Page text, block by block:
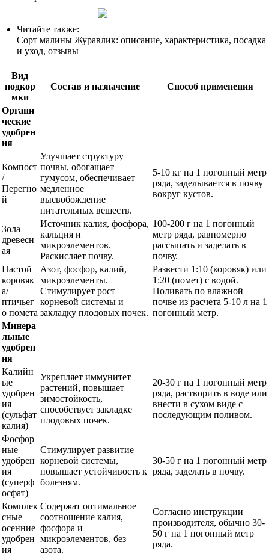
Читайте также:
Сорт малины Журавлик: описание, характеристика, посадка
и уход, отзывы
Вид
подкор
мки
Состав и назначение Способ применения
Органи
ческие
удобрен
ия
Компост
/
Перегно
й
Улучшает структуру
почвы, обогащает
гумусом, обеспечивает
медленное
высвобождение
питательных веществ.
5-10 кг на 1 погонный метр
ряда, заделывается в почву
вокруг кустов.
Зола
древесн
ая
Источник калия, фосфора,
кальция и
микроэлементов.
Раскисляет почву.
100-200 г на 1 погонный
метр ряда, равномерно
рассыпать и заделать в
почву.
Настой
коровяк
а/
птичьег
о помета
Азот, фосфор, калий,
микроэлементы.
Стимулирует рост
корневой системы и
закладку плодовых почек.
Развести 1:10 (коровяк) или
1:20 (помет) с водой.
Поливать по влажной
почве из расчета 5-10 л на 1
погонный метр.
Минера
льные
удобрен
ия
Калийн
ые
удобрен
ия
(сульфат
калия)
Укрепляет иммунитет
растений, повышает
зимостойкость,
способствует закладке
плодовых почек.
20-30 г на 1 погонный метр
ряда, растворить в воде или
внести в сухом виде с
последующим поливом.
Фосфор
ные
удобрен
ия
(суперф
осфат)
Стимулирует развитие
корневой системы,
повышает устойчивость к
болезням.
30-50 г на 1 погонный метр
ряда, заделать в почву.
Комплек
сные
осенние
удобрен
ия
Содержат оптимальное
соотношение калия,
фосфора и
микроэлементов, без
азота.
Согласно инструкции
производителя, обычно 30-
50 г на 1 погонный метр
ряда.